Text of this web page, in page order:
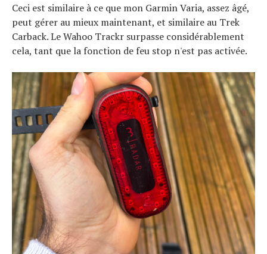
Ceci est similaire à ce que mon Garmin Varia, assez âgé,
peut gérer au mieux maintenant, et similaire au Trek
Carback. Le Wahoo Trackr surpasse considérablement
cela, tant que la fonction de feu stop n'est pas activée.